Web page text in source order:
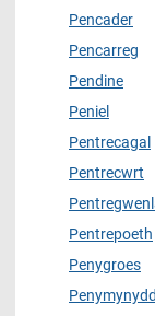
Pencader
Pencarreg
Pendine
Peniel
Pentrecagal
Pentrecwrt
Pentrepoeth
Penygroes
Penymynydd